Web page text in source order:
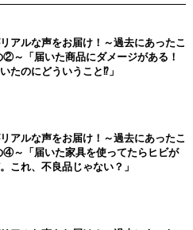
アルな声をお届け！～過去にあったこ
～「届いた商品にダメージがある！
たのにどういうこと⁉」
アルな声をお届け！～過去にあったこ
④～「届いた家具を使ってたらヒビが
これ、不良品じゃない？」